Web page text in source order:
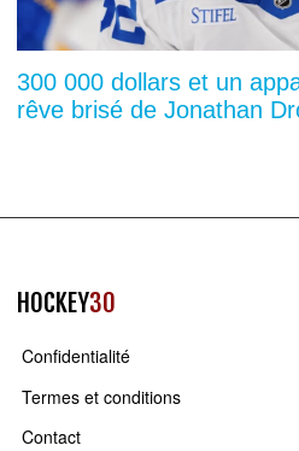
300 000 dollars et un
rêve brisé de Jonathan
HOCKEY30
Confidentialité
Termes et conditions
Contact